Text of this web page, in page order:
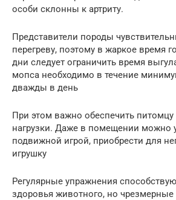
особи склонны к артриту.
Представители породы
перегреву, поэтому в жаркое время
дни следует ограничить время
мопса необходимо в течение
дважды в день
При этом важно обеспечить
нагрузки. Даже в помещении можно
подвижной игрой, приобрести для
игрушку
Регулярные упражнения
здоровья животного, но